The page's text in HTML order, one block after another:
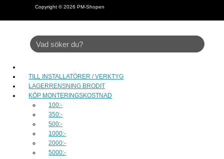
Copyright © 2026 PM-Shopen
TILL INSTALLATÖRER / VERKTYG
LAGERRENSNING BRODIT
KÖP MONTERINGSKOSTNAD
100:-
350:-
500:-
1000:-
2000:-
5000:-